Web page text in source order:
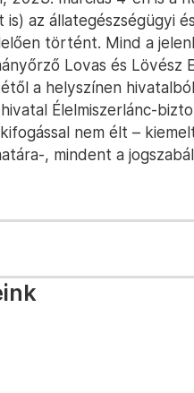
az állategészségügyi
történt. Mind a
Lovas és Lövész
a helyszínen
Élelmiszerlánc-
nem élt –
, mindent a